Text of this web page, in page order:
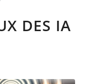
DES IA